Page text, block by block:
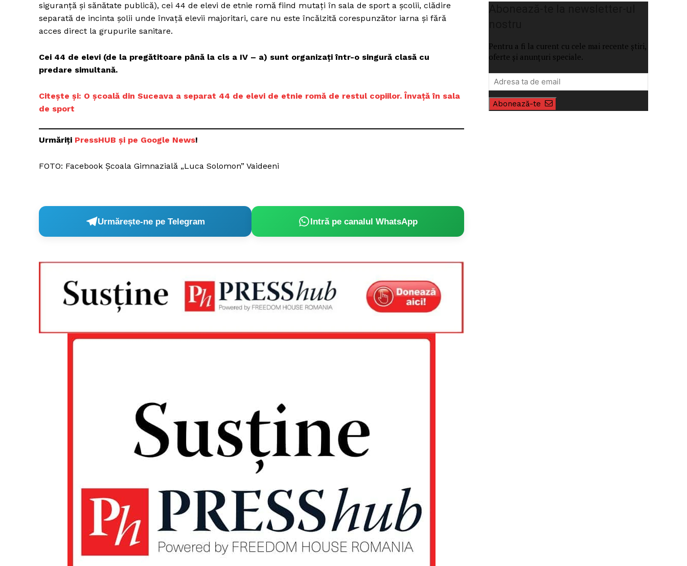
siguranță și sănătate publică), cei 44 de elevi de etnie romă fiind mutați în sala de sport a școlii, clădire
separată de incinta șolii unde învață elevii majoritari, care nu este încălzită corespunzător iarna și fără
acces direct la grupurile sanitare.
Cei 44 de elevi (de la pregătitoare până la cls a IV – a) sunt organizați într-o singură clasă cu
predare simultană.
Citește și: O școală din Suceava a separat 44 de elevi de etnie romă de restul copiilor. Învață în sala
de sport
Urmăriți PressHUB și pe Google News!
FOTO: Facebook Şcoala Gimnazială „Luca Solomon” Vaideeni
Urmărește-ne pe Telegram Intră pe canalul WhatsApp
Pentru a fi la curent cu cele mai recente știri,
oferte și anunțuri speciale.
Abonează-te